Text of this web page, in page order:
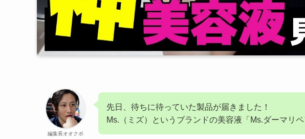
編集長オオクボ
先日、待ちに待っていた製品が届きました！
Ms.（ミズ）というブランドの美容液「Ms.ダーマリペ